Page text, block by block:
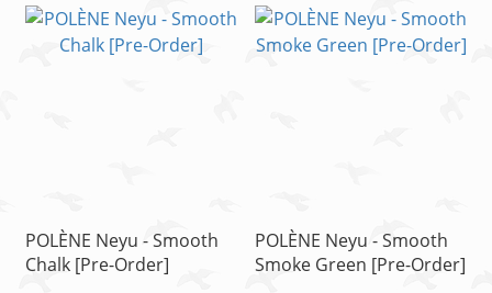
POLÈNE Neyu - Smooth
Chalk [Pre-Order]
POLÈNE Neyu - Smooth
Smoke Green [Pre-Order]